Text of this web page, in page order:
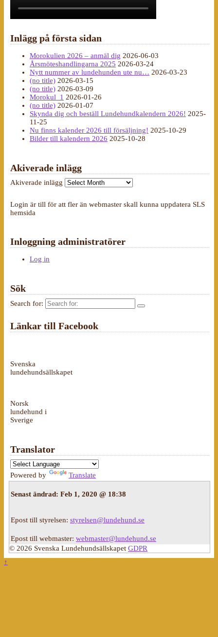
Inlägg på första sidan
Morokulien 2026 – anmäl dig 2026-06-03
Årsmöteshandlingarna 2025 2026-03-24
Nytt nummer av lundehunden ute nu… 2026-03-23
(no title) 2026-03-15
(no title) 2026-03-09
Morokul_1 2026-01-26
(no title) 2026-01-07
Skynda dig och beställ Lundehundkalendern 2026! 2025-
11-25
Nu finns kalender 2026 till försäljning! 2025-10-29
Bilder till kalendern 2026 2025-10-28
Akiverade inlägg
Akiverade inlägg
Login är till för att fler än webmaster skall kunna uppdatera SLS
hemsida
Inloggning administratörer
Log in
Sök
Search for:
Länkar till Facebook
Svenska
lundehundsällskapet
Norsk
lundehund i
Sverige
Translator
Powered by Translate
Senast ändrad: Feb 1, 2020 @ 18:38
Epost till styrelsen: styrelsen@lundehund.se
Epost till webmaster: webmaster@lundehund.se
© 2026 Svenska Lundehundsällskapet GDPR
↑